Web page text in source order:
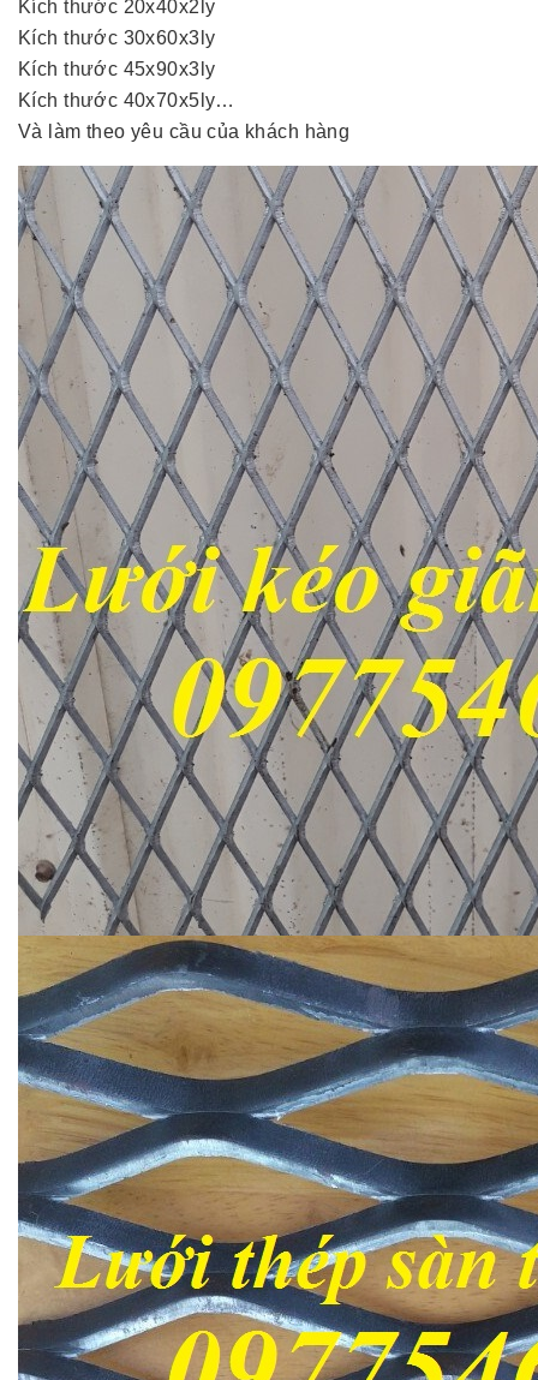
Kích thước 20x40x2ly
Kích thước 30x60x3ly
Kích thước 45x90x3ly
Kích thước 40x70x5ly…
Và làm theo yêu cầu của khách hàng